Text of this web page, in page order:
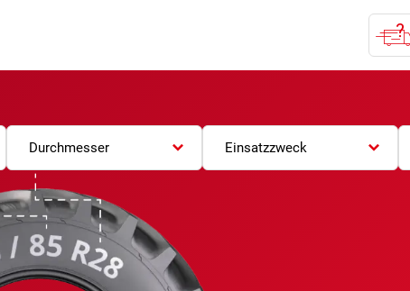
Durchmesser Einsatzzweck